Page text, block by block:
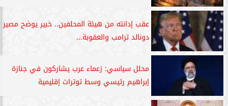
عقب إدانته من هيئة المحلفين.. خبير يوضح مصير
دونالد ترامب والعقوبة...
محلل سياسي: زعماء عرب يشاركون في جنازة
إبراهيم رئيسي وسط توترات إقليمية